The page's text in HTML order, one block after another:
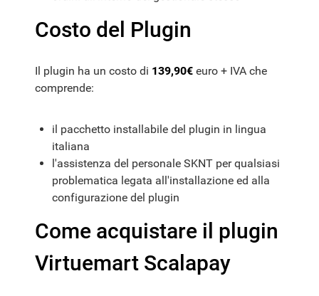
Costo del Plugin
Il plugin ha un costo di 139,90€ euro + IVA che
comprende:
il pacchetto installabile del plugin in lingua
italiana
l'assistenza del personale SKNT per qualsiasi
problematica legata all'installazione ed alla
configurazione del plugin
Come acquistare il plugin
Virtuemart Scalapay